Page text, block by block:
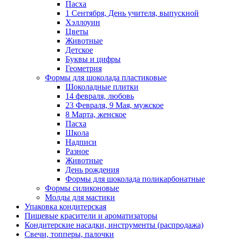
Пасха
1 Сентября, День учителя, выпускной
Хэллоуин
Цветы
Животные
Детское
Буквы и цифры
Геометрия
Формы для шоколада пластиковые
Шоколадные плитки
14 февраля, любовь
23 Февраля, 9 Мая, мужское
8 Марта, женское
Пасха
Школа
Надписи
Разное
Животные
День рождения
Формы для шоколада поликарбонатные
Формы силиконовые
Молды для мастики
Упаковка кондитерская
Пищевые красители и ароматизаторы
Кондитерские насадки, инструменты (распродажа)
Свечи, топперы, палочки